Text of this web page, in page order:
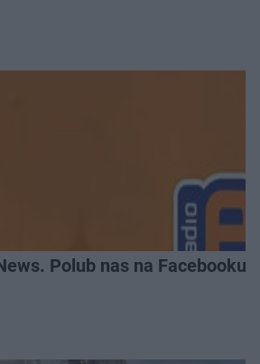
Polub nas na Facebooku!